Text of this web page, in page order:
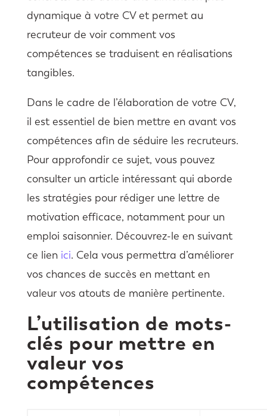
dynamique à votre CV et permet au
recruteur de voir comment vos
compétences se traduisent en réalisations
tangibles.
Dans le cadre de l’élaboration de votre CV,
il est essentiel de bien mettre en avant vos
compétences afin de séduire les recruteurs.
Pour approfondir ce sujet, vous pouvez
consulter un article intéressant qui aborde
les stratégies pour rédiger une lettre de
motivation efficace, notamment pour un
emploi saisonnier. Découvrez-le en suivant
ce lien ici. Cela vous permettra d’améliorer
vos chances de succès en mettant en
valeur vos atouts de manière pertinente.
L’utilisation de mots-
clés pour mettre en
valeur vos
compétences